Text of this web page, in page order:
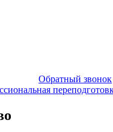
Обратный звонок